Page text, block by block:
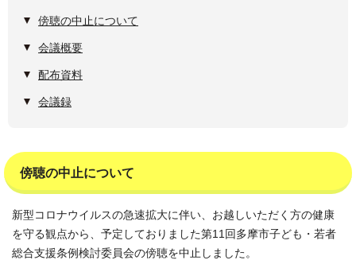
傍聴の中止について
会議概要
配布資料
会議録
傍聴の中止について
新型コロナウイルスの急速拡大に伴い、お越しいただく方の健康
を守る観点から、予定しておりました第11回多摩市子ども・若者
総合支援条例検討委員会の傍聴を中止しました。